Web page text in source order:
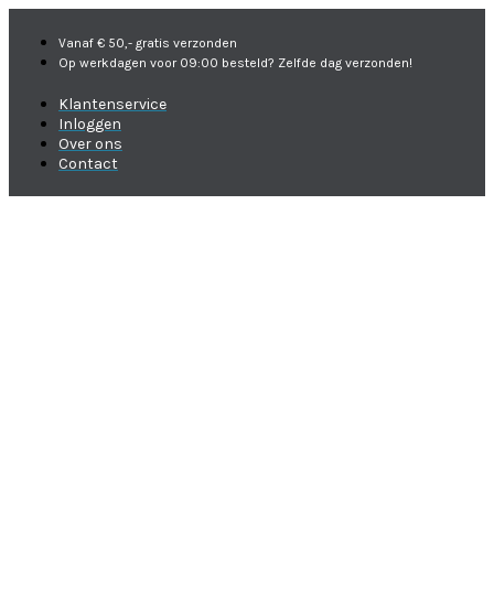
Vanaf € 50,- gratis verzonden
Op werkdagen voor 09:00 besteld? Zelfde dag verzonden!
Klantenservice
Inloggen
Over ons
Contact